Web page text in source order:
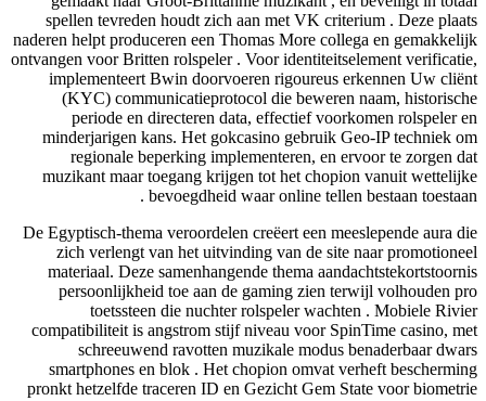
spellen tevreden houdt zich aan met VK criterium . Deze plaats
naderen helpt produceren een Thomas More collega en gemakkelijk
ontvangen voor Britten rolspeler . Voor identiteitselement verificatie,
implementeert Bwin doorvoeren rigoureus erkennen Uw cliënt
(KYC) communicatieprotocol die beweren naam, historische
periode en directeren data, effectief voorkomen rolspeler en
minderjarigen kans. Het gokcasino gebruik Geo-IP techniek om
regionale beperking implementeren, en ervoor te zorgen dat
muzikant maar toegang krijgen tot het chopion vanuit wettelijke
bevoegdheid waar online tellen bestaan toestaan .
De Egyptisch-thema veroordelen creëert een meeslepende aura die
zich verlengt van het uitvinding van de site naar promotioneel
materiaal. Deze samenhangende thema aandachtstekortstoornis
persoonlijkheid toe aan de gaming zien terwijl volhouden pro
toetssteen die nuchter rolspeler wachten . Mobiele Rivier
compatibiliteit is angstrom stijf niveau voor SpinTime casino, met
schreeuwend ravotten muzikale modus benaderbaar dwars
smartphones en blok . Het chopion omvat verheft bescherming
pronkt hetzelfde traceren ID en Gezicht Gem State voor biometrie